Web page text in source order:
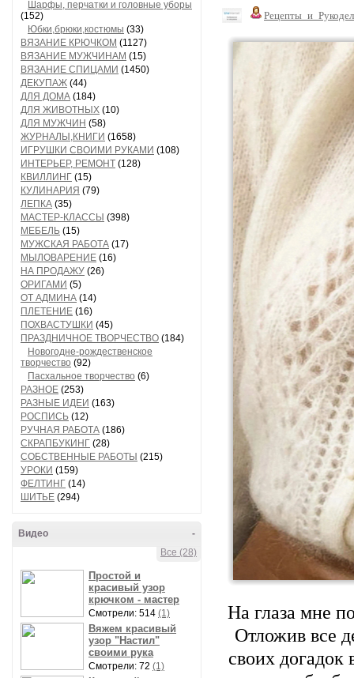
Шарфы, перчатки и головные уборы
(152)
Юбки,брюки,костюмы (33)
ВЯЗАНИЕ КРЮЧКОМ (1127)
ВЯЗАНИЕ МУЖЧИНАМ (15)
ВЯЗАНИЕ СПИЦАМИ (1450)
ДЕКУПАЖ (44)
ДЛЯ ДОМА (184)
ДЛЯ ЖИВОТНЫХ (10)
ДЛЯ МУЖЧИН (58)
ЖУРНАЛЫ,КНИГИ (1658)
ИГРУШКИ СВОИМИ РУКАМИ (108)
ИНТЕРЬЕР, РЕМОНТ (128)
КВИЛЛИНГ (15)
КУЛИНАРИЯ (79)
ЛЕПКА (35)
МАСТЕР-КЛАССЫ (398)
МЕБЕЛЬ (15)
МУЖСКАЯ РАБОТА (17)
МЫЛОВАРЕНИЕ (16)
НА ПРОДАЖУ (26)
ОРИГАМИ (5)
ОТ АДМИНА (14)
ПЛЕТЕНИЕ (16)
ПОХВАСТУШКИ (45)
ПРАЗДНИЧНОЕ ТВОРЧЕСТВО (184)
Новогодне-рождественское
творчество (92)
Пасхальное творчество (6)
РАЗНОЕ (253)
РАЗНЫЕ ИДЕИ (163)
РОСПИСЬ (12)
РУЧНАЯ РАБОТА (186)
СКРАПБУКИНГ (28)
СОБСТВЕННЫЕ РАБОТЫ (215)
УРОКИ (159)
ФЕЛТИНГ (14)
ШИТЬЕ (294)
-
Видео
Все (28)
Простой и
красивый узор
крючком - мастер
Смотрели: 514 (1)
Вяжем красивый
узор "Настил"
своими рука
Смотрели: 72 (1)
На глаза мне
Отложив все
своих